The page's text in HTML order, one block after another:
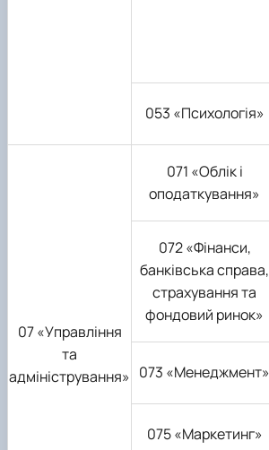
053 «Психологія»
07 «Управління
та
адміністрування»
071 «Облік і
оподаткування»
072 «Фінанси,
банківська справа,
страхування та
фондовий ринок»
073 «Менеджмент»
075 «Маркетинг»